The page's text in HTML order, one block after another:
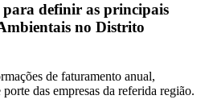
para definir as principais
no Distrito
de faturamento anual,
das empresas da referida região.